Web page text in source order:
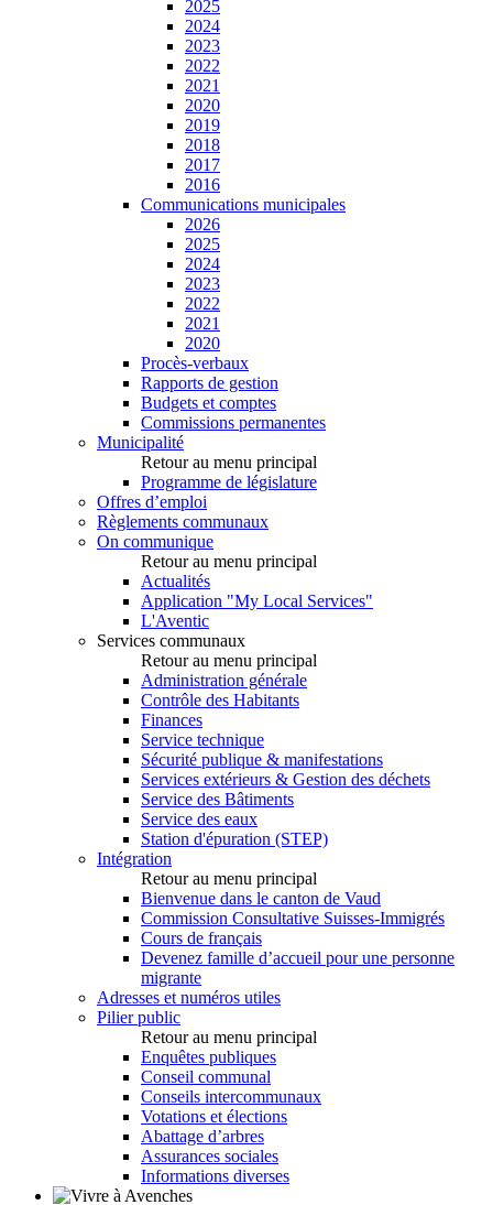
2025
2024
2023
2022
2021
2020
2019
2018
2017
2016
Communications municipales
2026
2025
2024
2023
2022
2021
2020
Procès-verbaux
Rapports de gestion
Budgets et comptes
Commissions permanentes
Municipalité
Retour au menu principal
Programme de législature
Offres d’emploi
Règlements communaux
On communique
Retour au menu principal
Actualités
Application "My Local Services"
L'Aventic
Services communaux
Retour au menu principal
Administration générale
Contrôle des Habitants
Finances
Service technique
Sécurité publique & manifestations
Services extérieurs & Gestion des déchets
Service des Bâtiments
Service des eaux
Station d'épuration (STEP)
Intégration
Retour au menu principal
Bienvenue dans le canton de Vaud
Commission Consultative Suisses-Immigrés
Cours de français
Devenez famille d’accueil pour une personne
migrante
Adresses et numéros utiles
Pilier public
Retour au menu principal
Enquêtes publiques
Conseil communal
Conseils intercommunaux
Votations et élections
Abattage d’arbres
Assurances sociales
Informations diverses